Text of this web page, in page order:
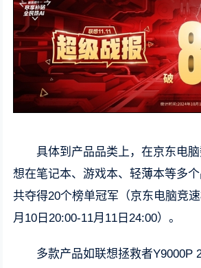
具体到产品品类上，在京东电
想在笔记本、游戏本、轻薄本等多个
共夺得20个榜单冠军（京东电脑竞
月10日20:00-11月11日24:00）。
多款产品如联想拯救者Y9000P